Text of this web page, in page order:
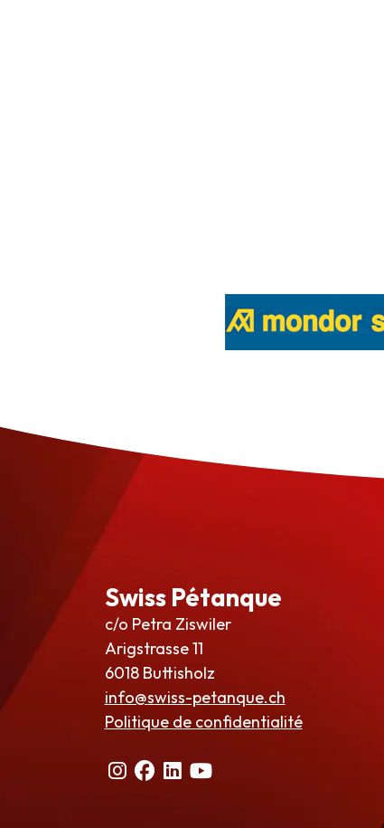
Swiss Pétanque
c/o Petra Ziswiler
Arigstrasse 11
6018 Buttisholz
info@swiss-petanque.ch
Politique de confidentialité